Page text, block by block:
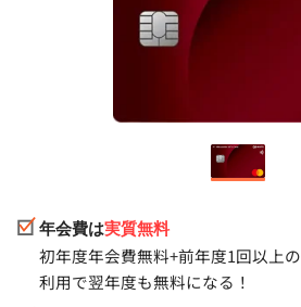
年会費は実質無料
初年度年会費無料+前年度1回以上の
利用で翌年度も無料になる！